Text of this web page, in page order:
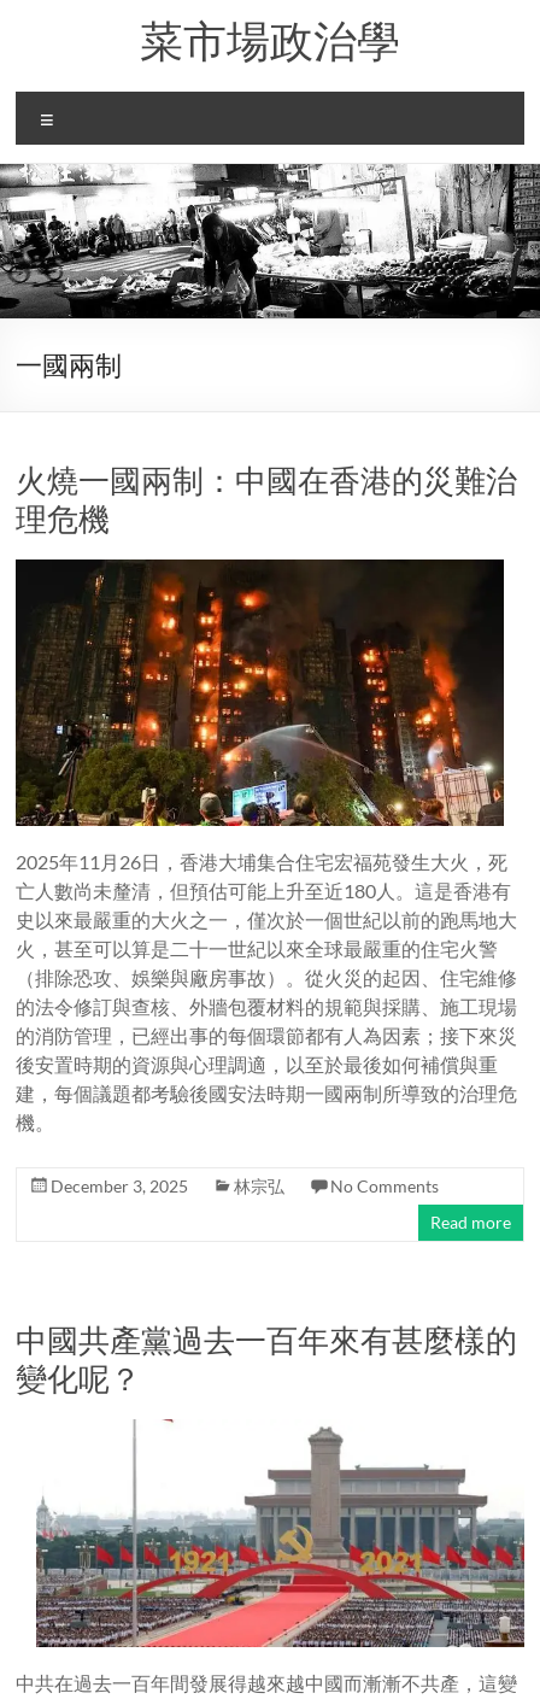
菜市場政治學
一國兩制
火燒一國兩制：中國在香港的災難治
理危機
2025年11月26日，香港大埔集合住宅宏福苑發生大火，死
亡人數尚未釐清，但預估可能上升至近180人。這是香港有
史以來最嚴重的大火之一，僅次於一個世紀以前的跑馬地大
火，甚至可以算是二十一世紀以來全球最嚴重的住宅火警
（排除恐攻、娛樂與廠房事故）。從火災的起因、住宅維修
的法令修訂與查核、外牆包覆材料的規範與採購、施工現場
的消防管理，已經出事的每個環節都有人為因素；接下來災
後安置時期的資源與心理調適，以至於最後如何補償與重
建，每個議題都考驗後國安法時期一國兩制所導致的治理危
機。
December 3, 2025 林宗弘
No Comments
Read more
中國共產黨過去一百年來有甚麼樣的
變化呢？
中共在過去一百年間發展得越來越中國而漸漸不共產，這變